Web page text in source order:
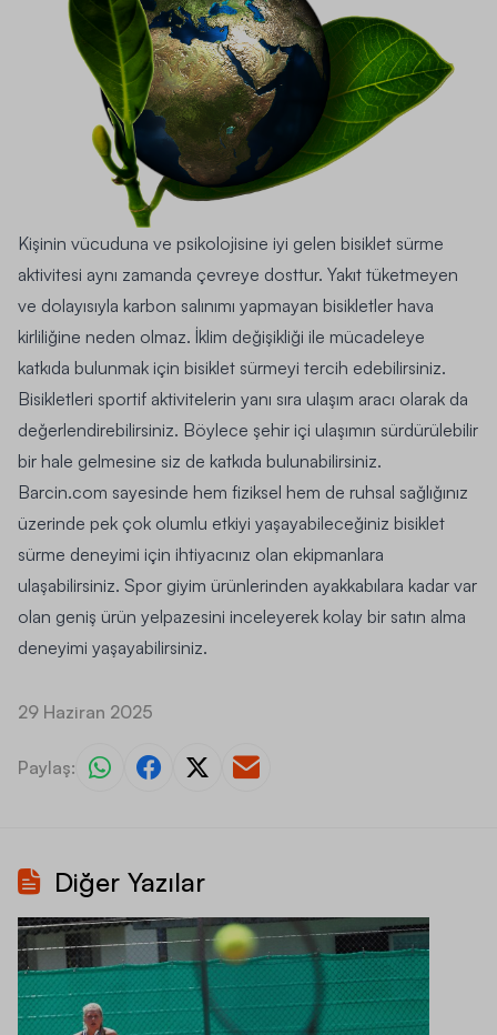
Kişinin vücuduna ve psikolojisine iyi gelen bisiklet sürme
aktivitesi aynı zamanda çevreye dosttur. Yakıt tüketmeyen
ve dolayısıyla karbon salınımı yapmayan bisikletler hava
kirliliğine neden olmaz. İklim değişikliği ile mücadeleye
katkıda bulunmak için bisiklet sürmeyi tercih edebilirsiniz.
Bisikletleri sportif aktivitelerin yanı sıra ulaşım aracı olarak da
değerlendirebilirsiniz. Böylece şehir içi ulaşımın sürdürülebilir
bir hale gelmesine siz de katkıda bulunabilirsiniz.
Barcin.com sayesinde hem fiziksel hem de ruhsal sağlığınız
üzerinde pek çok olumlu etkiyi yaşayabileceğiniz bisiklet
sürme deneyimi için ihtiyacınız olan ekipmanlara
ulaşabilirsiniz. Spor giyim ürünlerinden ayakkabılara kadar var
olan geniş ürün yelpazesini inceleyerek kolay bir satın alma
deneyimi yaşayabilirsiniz.
29 Haziran 2025
Paylaş:
Diğer Yazılar